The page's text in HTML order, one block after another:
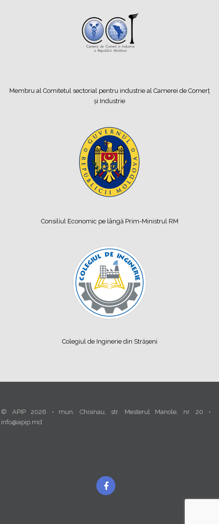
Membru al Comitetul sectorial pentru industrie al Camerei de Comerț
și Industrie
Consiliul Economic pe lângă Prim-Ministrul RM
Colegiul de Inginerie din Strășeni
© APIP 2026 • mun. Chisinau, str. Mesterul Manole, nr. 20 •
info@apip.md